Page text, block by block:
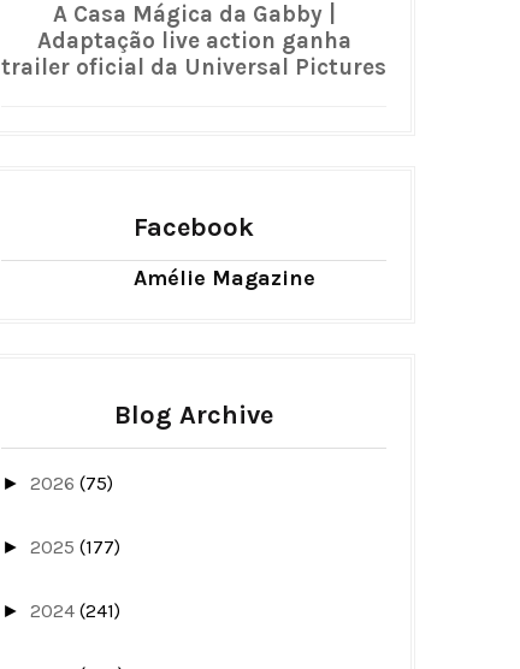
A Casa Mágica da Gabby |
Adaptação live action ganha
trailer oficial da Universal Pictures
Facebook
Amélie Magazine
Blog Archive
► 2026 (75)
► 2025 (177)
► 2024 (241)